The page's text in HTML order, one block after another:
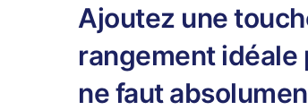
Ajoutez une
rangement idéale
ne faut